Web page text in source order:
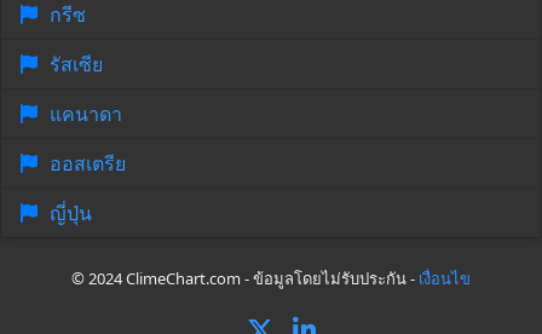
กรีซ
รัสเซีย
แคนาดา
ออสเตรีย
ญี่ปุ่น
© 2024 ClimeChart.com - ข้อมูลโดยไม่รับประกัน - เงื่อนไข